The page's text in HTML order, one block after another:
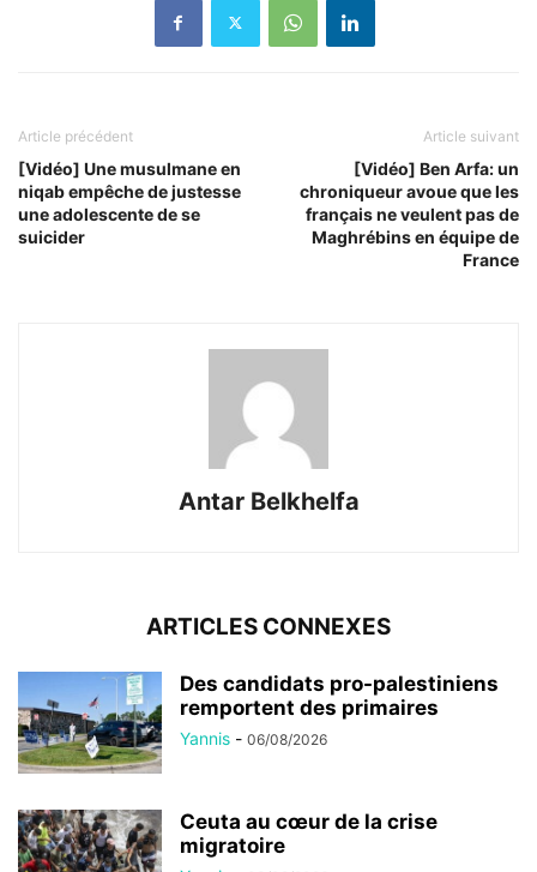
Article précédent
[Vidéo] Une musulmane en
niqab empêche de justesse
une adolescente de se
suicider
Article suivant
[Vidéo] Ben Arfa: un
chroniqueur avoue que les
français ne veulent pas de
Maghrébins en équipe de
France
Antar Belkhelfa
ARTICLES CONNEXES
Des candidats pro-palestiniens
remportent des primaires
Yannis - 06/08/2026
Ceuta au cœur de la crise
migratoire